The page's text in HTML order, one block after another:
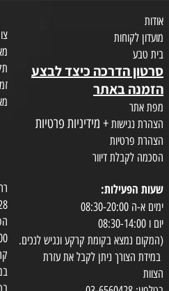
אודות
מועדון לקוחות
בית טבע
סרטון הדרכה כיצד לבצע
הזמנה באתר
מפת אתר
הצהרת נגישות + מידיניות פרטיות
הצהרת פרטיות
הסכמה לקבלת דיוור
שעות הפעילות:
ימים א-ה 08:30-20:00
יום ו 08:30-14:00
(המקום נמצא בקומת קרקע ונגיש לנכים.
במידת הצורך ניתן לקבל את עזרת
הצוות